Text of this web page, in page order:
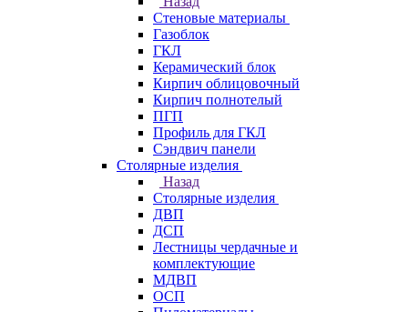
Стеновые материалы
Газоблок
ГКЛ
Керамический блок
Кирпич облицовочный
Кирпич полнотелый
ПГП
Профиль для ГКЛ
Сэндвич панели
Столярные изделия
Назад
Столярные изделия
ДВП
ДСП
Лестницы чердачные и
комплектующие
МДВП
ОСП